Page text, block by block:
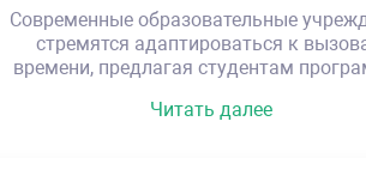
Современные образовательные
стремятся адаптироваться к
времени, предлагая студентам
работы. Это достигается за счет
Читать далее